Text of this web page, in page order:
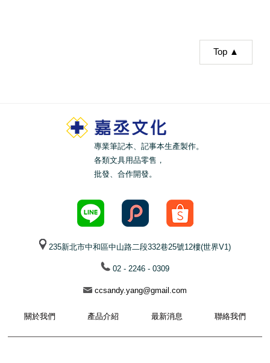
Top ▲
專業筆記本、記事本生產製作。
各類文具用品零售，
批發、合作開發。
235新北市中和區中山路二段332巷25號12樓(世界V1)
02 - 2246 - 0309
ccsandy.yang@gmail.com
關於我們 產品介紹 最新消息 聯絡我們